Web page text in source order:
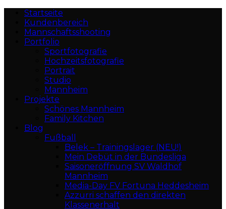
Startseite
Kundenbereich
Mannschaftsshooting
Portfolio
Sportfotografie
Hochzeitsfotografie
Portrait
Studio
Mannheim
Projekte
Schönes Mannheim
Family Kitchen
Blog
Fußball
Belek – Trainingslager (NEU!)
Mein Debüt in der Bundesliga
Saisoneröffnung SV Waldhof
Mannheim
Media-Day FV Fortuna Heddesheim
Azzurri schaffen den direkten
Klassenerhalt